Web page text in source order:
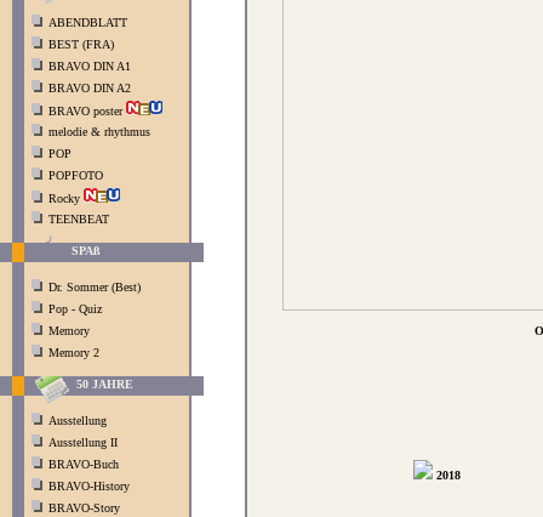
ABENDBLATT
BEST (FRA)
BRAVO DIN A1
BRAVO DIN A2
BRAVO poster
melodie & rhythmus
POP
POPFOTO
Rocky
TEENBEAT
SPAß
Dr. Sommer (Best)
Pop - Quiz
Memory
Memory 2
50 JAHRE
Ausstellung
Ausstellung II
BRAVO-Buch
BRAVO-History
BRAVO-Story
2018